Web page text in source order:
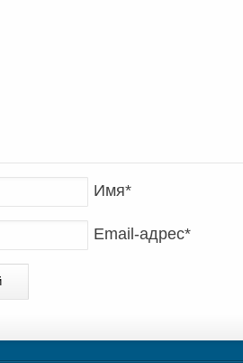
Имя*
Email-адрес*